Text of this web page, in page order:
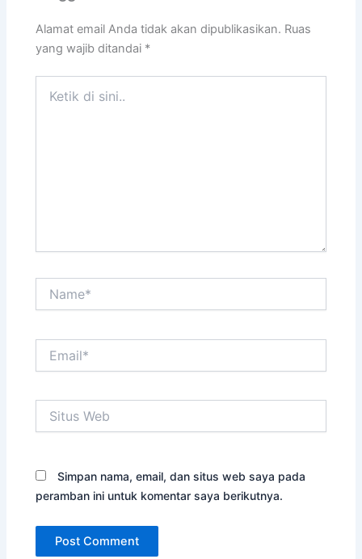
Alamat email Anda tidak akan dipublikasikan. Ruas
yang wajib ditandai *
Web
Simpan nama, email, dan situs web saya pada
peramban ini untuk komentar saya berikutnya.